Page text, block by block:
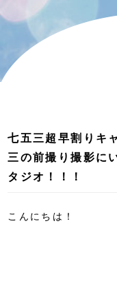
七五三超早割りキ
三の前撮り撮影に
タジオ！！！
こんにちは！